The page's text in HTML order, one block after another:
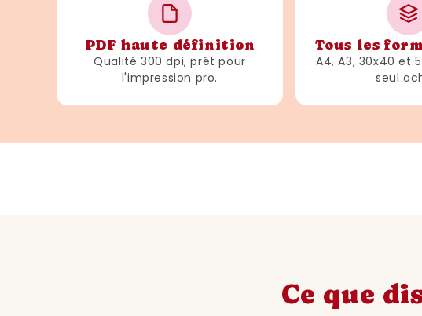
PDF haute définition
Qualité 300 dpi, prêt pour
l'impression pro.
Tous les
A4, A3, 30x40 et
seul
Ce que